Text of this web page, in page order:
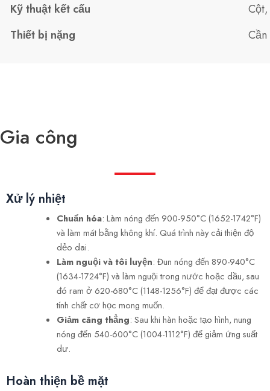
Kỹ thuật kết cấu
Thiết bị nặng
Gia công
Xử lý nhiệt
Chuẩn hóa: Làm nóng đến 900-950°C (1652-1742°F)
và làm mát bằng không khí. Quá trình này cải thiện độ
dẻo dai.
Làm nguội và tôi luyện: Đun nóng đến 890-940°C
(1634-1724°F) và làm nguội trong nước hoặc dầu, sau
đó ram ở 620-680°C (1148-1256°F) để đạt được các
tính chất cơ học mong muốn.
Giảm căng thẳng: Sau khi hàn hoặc tạo hình, nung
nóng đến 540-600°C (1004-1112°F) để giảm ứng suất
dư.
Hoàn thiện bề mặt